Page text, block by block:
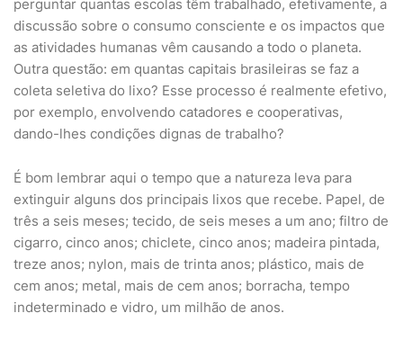
perguntar quantas escolas têm trabalhado, efetivamente, a
discussão sobre o consumo consciente e os impactos que
as atividades humanas vêm causando a todo o planeta.
Outra questão: em quantas capitais brasileiras se faz a
coleta seletiva do lixo? Esse processo é realmente efetivo,
por exemplo, envolvendo catadores e cooperativas,
dando-lhes condições dignas de trabalho?
É bom lembrar aqui o tempo que a natureza leva para
extinguir alguns dos principais lixos que recebe. Papel, de
três a seis meses; tecido, de seis meses a um ano; filtro de
cigarro, cinco anos; chiclete, cinco anos; madeira pintada,
treze anos; nylon, mais de trinta anos; plástico, mais de
cem anos; metal, mais de cem anos; borracha, tempo
indeterminado e vidro, um milhão de anos.